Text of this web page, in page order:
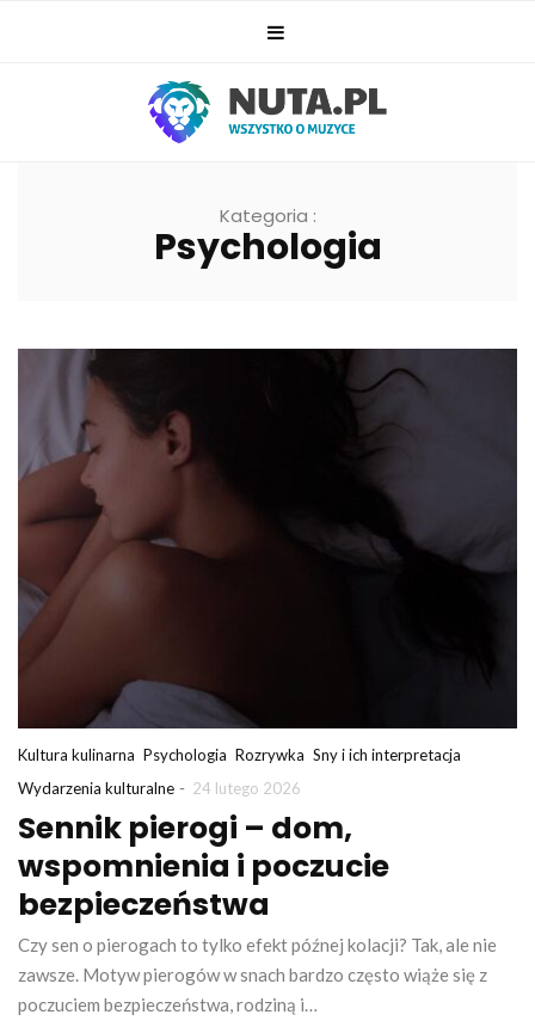
Kategoria :
Psychologia
Kultura kulinarna Psychologia Rozrywka Sny i ich interpretacja
Wydarzenia kulturalne - 24 lutego 2026
Sennik pierogi – dom,
wspomnienia i poczucie
bezpieczeństwa
Czy sen o pierogach to tylko efekt późnej kolacji? Tak, ale nie
zawsze. Motyw pierogów w snach bardzo często wiąże się z
poczuciem bezpieczeństwa, rodziną i…